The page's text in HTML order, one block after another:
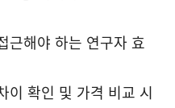
근해야 하는 연구자 효
이 확인 및 가격 비교 시